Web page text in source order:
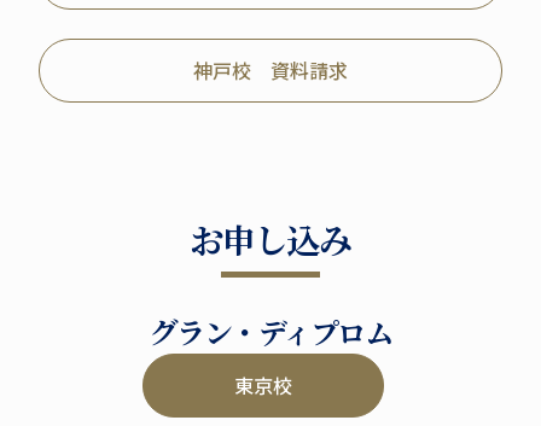
神戸校 資料請求
お申し込み
グラン・ディプロム
東京校